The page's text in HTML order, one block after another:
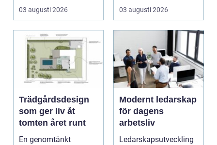
kombinera lägre ene...
03 augusti 2026
kunna leverera pålitlig
drift d...
03 augusti 2026
Trädgårdsdesign
som ger liv åt
tomten året runt
En genomtänkt
Modernt ledarskap
för dagens
arbetsliv
Ledarskapsutveckling